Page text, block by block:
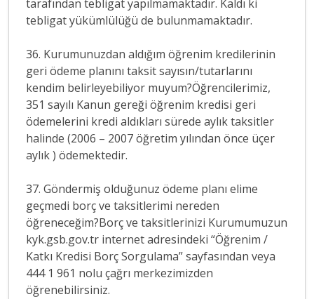
tarafından tebligat yapılmamaktadır. Kaldı ki
tebligat yükümlülüğü de bulunmamaktadır.
36. Kurumunuzdan aldığım öğrenim kredilerinin
geri ödeme planını taksit sayısın/tutarlarını
kendim belirleyebiliyor muyum?Öğrencilerimiz,
351 sayılı Kanun gereği öğrenim kredisi geri
ödemelerini kredi aldıkları sürede aylık taksitler
halinde (2006 – 2007 öğretim yılından önce üçer
aylık ) ödemektedir.
37. Göndermiş olduğunuz ödeme planı elime
geçmedi borç ve taksitlerimi nereden
öğreneceğim?Borç ve taksitlerinizi Kurumumuzun
kyk.gsb.gov.tr internet adresindeki “Öğrenim /
Katkı Kredisi Borç Sorgulama” sayfasından veya
444 1 961 nolu çağrı merkezimizden
öğrenebilirsiniz.